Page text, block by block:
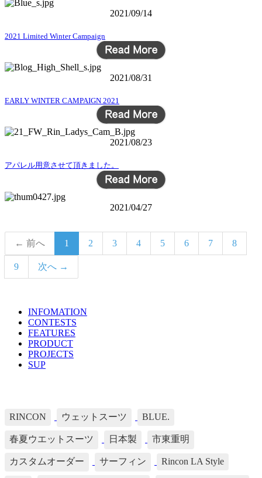
2021/09/14
2021 Limited Winter Campaign
2021/08/31
EARLY WINTER CAMPAIGN 2021
2021/08/23
アパレル用意させて頂きました。
2021/04/27
← 前へ 1 2 3 4 5 6 7 8
9 次へ →
TOPICS LISTINFOMATION
CONTESTS
FEATURES
PRODUCT
PROJECTS
SUP
RINCON ウェットスーツ BLUE.
春夏ウエットスーツ 日本製 市東重明
カスタムオーダー サーフィン Rincon LA Style